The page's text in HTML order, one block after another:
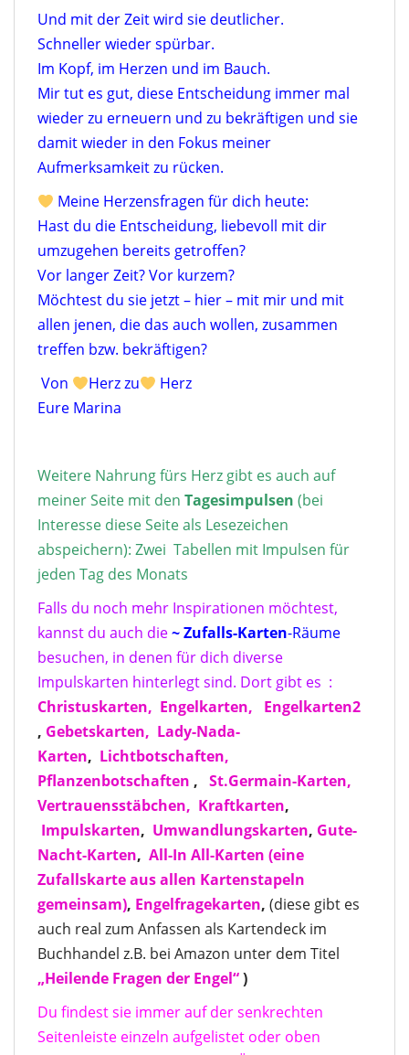
Und mit der Zeit wird sie deutlicher.
Schneller wieder spürbar.
Im Kopf, im Herzen und im Bauch.
Mir tut es gut, diese Entscheidung immer mal
wieder zu erneuern und zu bekräftigen und sie
damit wieder in den Fokus meiner
Aufmerksamkeit zu rücken.
Meine Herzensfragen für dich heute:
Hast du die Entscheidung, liebevoll mit dir
umzugehen bereits getroffen?
Vor langer Zeit? Vor kurzem?
Möchtest du sie jetzt – hier – mit mir und mit
allen jenen, die das auch wollen, zusammen
treffen bzw. bekräftigen?
Von
Herz zu
Herz
Eure Marina
Weitere Nahrung fürs Herz gibt es auch auf
meiner Seite mit den Tagesimpulsen (bei
Interesse diese Seite als Lesezeichen
abspeichern): Zwei Tabellen mit Impulsen für
jeden Tag des Monats
Falls du noch mehr Inspirationen möchtest,
kannst du auch die~ Zufalls-Karten-Räume
besuchen, in denen für dich diverse
Impulskarten hinterlegt sind. Dort gibt es :
Christuskarten, Engelkarten,
Engelkarten2
, Gebetskarten, Lady-Nada-
Karten, Lichtbotschaften,
Pflanzenbotschaften , St.Germain-Karten,
Vertrauensstäbchen, Kraftkarten,
Impulskarten, Umwandlungskarten, Gute-
Nacht-Karten, All-In All-Karten (eine
Zufallskarte aus allen Kartenstapeln
gemeinsam), Engelfragekarten, (diese gibt es
auch real zum Anfassen als Kartendeck im
Buchhandel z.B. bei Amazon unter dem Titel
„Heilende Fragen der Engel“)
Du findest sie immer auf der senkrechten
Seitenleiste einzeln aufgelistet oder oben